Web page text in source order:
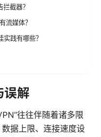
截器？
流媒体？
践有哪些？
误解
往往伴随着诸多限
据上限、连接速度设